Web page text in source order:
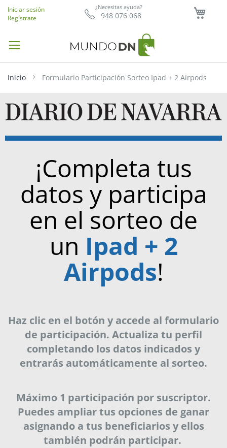
¿Necesitas ayuda?
948 076 068
Iniciar sesión
Regístrate
Inicio Formulario Participación Sorteo Ipad + 2 Airpods
¡Completa tus
datos y participa
en el sorteo de
un Ipad + 2
Airpods!
Haz clic en el botón y accede al formulario
de participación. Actualiza tu perfil
completando los datos indicados y
entrarás automáticamente al sorteo.
Máximo 1 participación por suscriptor.
Puedes ampliar tus opciones de ganar
asignando a tus beneficiarios y ellos
también podrán participar.